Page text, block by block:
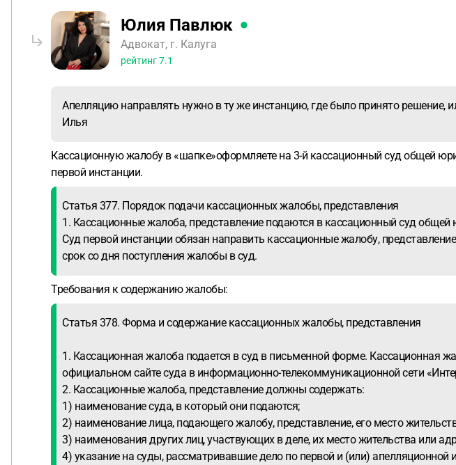
Юлия Павлюк
Адвокат, г. Калуга
рейтинг7.1
Апелляцию направлять нужно в ту же инстанцию, где было принято решение,
Илья
Кассационную жалобу в «шапке»оформляете на 3-й кассационный суд общей
первой инстанции.
Статья 377. Порядок подачи кассационных жалобы, представления
1. Кассационные жалоба, представление подаются в кассационный суд общей
Суд первой инстанции обязан направить кассационные жалобу,
срок со дня поступления жалобы в суд.
Требования к содержанию жалобы:
Статья 378. Форма и содержание кассационных жалобы, представления
1. Кассационная жалоба подается в суд в письменной форме.
официальном сайте суда в информационно-телекоммуникационной сети
2. Кассационные жалоба, представление должны содержать:
1) наименование суда, в который они подаются;
2) наименование лица, подающего жалобу, представление, его место
3) наименования других лиц, участвующих в деле, их место жительства или
4) указание на суды, рассматривавшие дело по первой и (или)